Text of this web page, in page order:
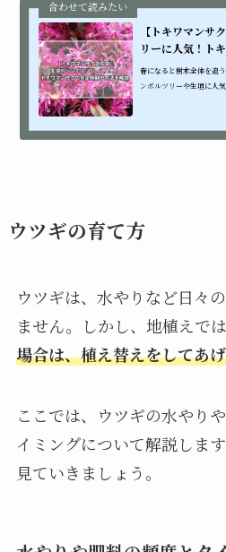
【トキワマンサ
リーに人気！ト
春になると樹木全体を追
ンボルツリーや生垣に人
入れも神経質にならなく
ウツギの育て方
ウツギは、水やりなど日々
ません。しかし、地植えで
場合は、植え替えをしてあ
ここでは、ウツギの水やり
イミングについて解説しま
見ていきましょう。